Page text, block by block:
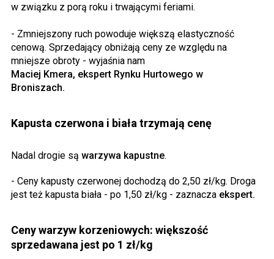
w związku z porą roku i trwającymi feriami.
- Zmniejszony ruch powoduje większą elastyczność
cenową. Sprzedający obniżają ceny ze względu na
mniejsze obroty - wyjaśnia nam
Maciej Kmera, ekspert Rynku Hurtowego w
Broniszach.
Kapusta czerwona i biała trzymają cenę
Nadal drogie są warzywa kapustne.
- Ceny kapusty czerwonej dochodzą do 2,50 zł/kg. Droga
jest też kapusta biała - po 1,50 zł/kg - zaznacza ekspert.
Ceny warzyw korzeniowych: większość
sprzedawana jest po 1 zł/kg